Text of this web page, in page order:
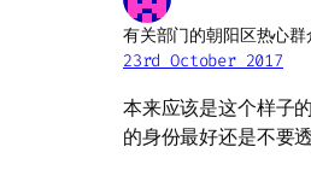
有关部门的朝阳区热心群
23rd October 2017
本来应该是这个样子
的身份最好还是不要